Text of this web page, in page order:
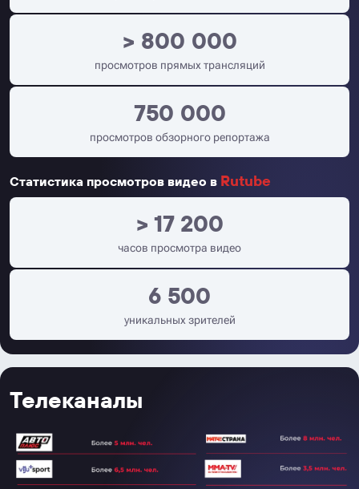
> 800 000
просмотров прямых трансляций
750 000
просмотров обзорного репортажа
Статистика просмотров видео в Rutube
> 17 200
часов просмотра видео
6 500
уникальных зрителей
Телеканалы